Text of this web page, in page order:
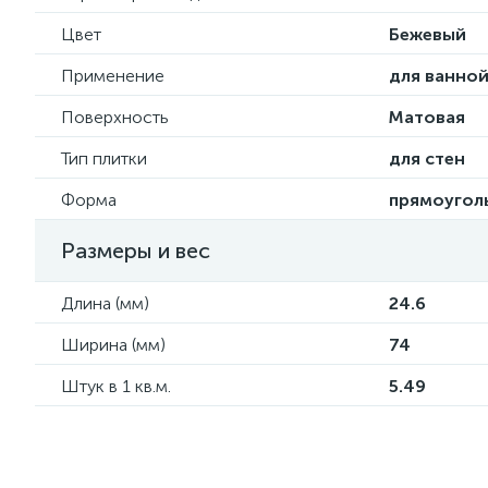
Цвет
Бежевый
Применение
для ванной
Поверхность
Матовая
Тип плитки
для стен
Форма
Размеры и вес
Длина (мм)
24.6
Ширина (мм)
74
Штук в 1 кв.м.
5.49